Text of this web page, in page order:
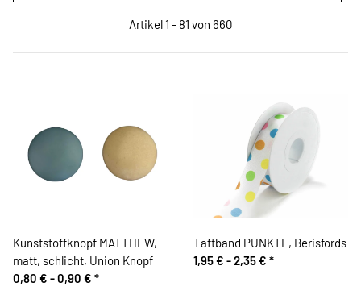
Artikel 1 - 81 von 660
Kunststoffknopf MATTHEW,
matt, schlicht, Union Knopf
0,80 € -0,90 € *
Taftband PUNKTE, Berisfords
1,95 € -2,35 € *